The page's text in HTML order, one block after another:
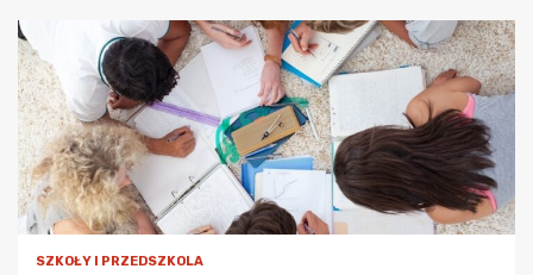
SZKOŁY I PRZEDSZKOLA